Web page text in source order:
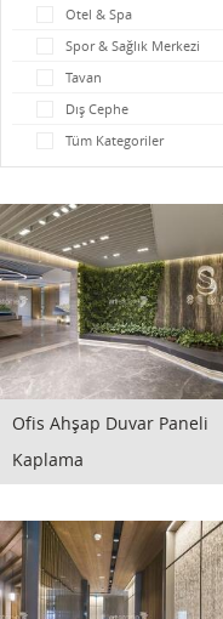
Otel & Spa
Spor & Sağlık Merkezi
Tavan
Dış Cephe
Tüm Kategoriler
Ofis Ahşap Duvar Paneli
Kaplama